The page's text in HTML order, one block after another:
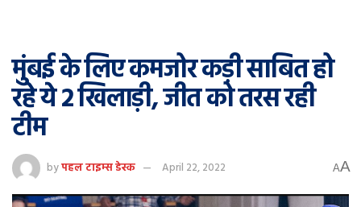
मुंबई के लिए कमजोर कड़ी साबित हो
रहे ये 2 खिलाड़ी, जीत को तरस रही
टीम
byपहल टाइम्स डेस्क April 22, 2022 AA